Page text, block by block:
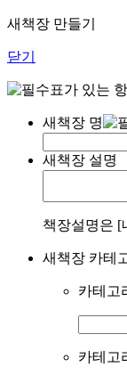
새책장 만들기
닫기
표가 있는
새책장 명
새책장 설명
책장설명은 [
새책장 카테
카테고
카테고